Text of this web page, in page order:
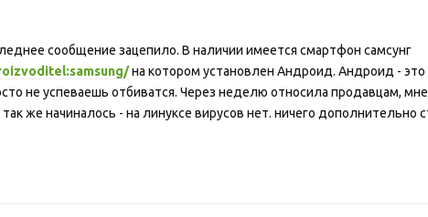
сообщение зацепило. В наличии имеется смартфон самсунг
на котором установлен Андроид. Андроид - это
не успеваешь отбиватся. Через неделю относила продавцам,
же начиналось - на линуксе вирусов нет. ничего дополнительно